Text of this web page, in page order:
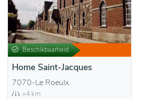
Beschikbaarheid
Home Saint-Jacques
7070-Le Roeulx
+4 km